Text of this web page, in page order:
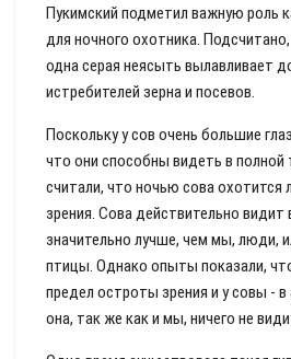
Пукимский подметил важную роль
для ночного охотника.
одна серая неясыть вылавливает
истребителей зерна и посевов.
Поскольку у сов очень большие
что они способны видеть в полной
считали, что ночью сова
зрения. Сова действительно видит
значительно лучше, чем мы, люди,
птицы. Однако опыты показали,
предел остроты зрения и у совы -
она, так же как и мы, ничего не